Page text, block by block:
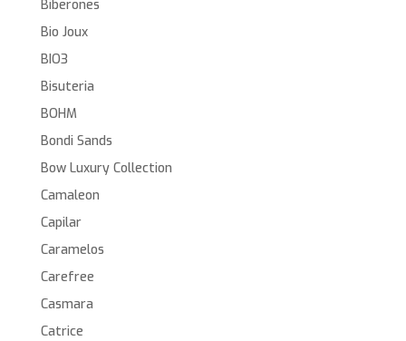
Biberones
Bio Joux
BIO3
Bisuteria
BOHM
Bondi Sands
Bow Luxury Collection
Camaleon
Capilar
Caramelos
Carefree
Casmara
Catrice